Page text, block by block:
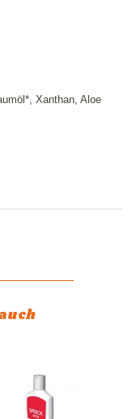
Xanthan, Aloe